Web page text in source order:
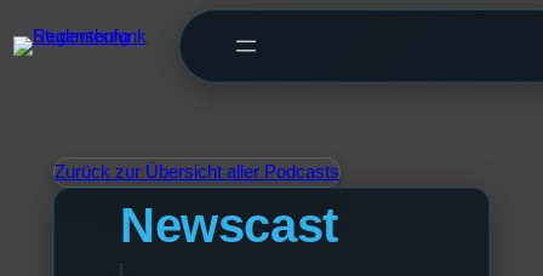
Zurück zur Übersicht aller Podcasts
Newscast